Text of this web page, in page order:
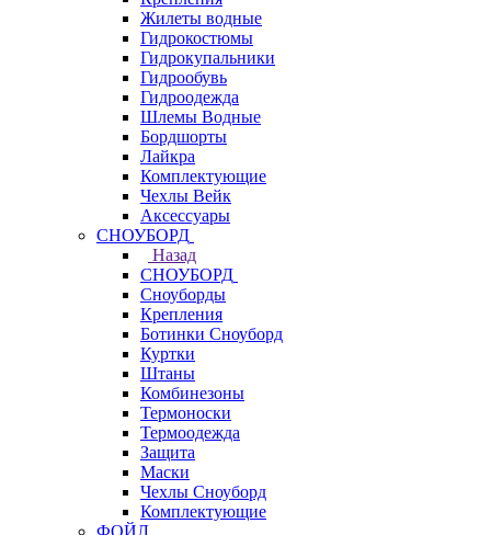
Жилеты водные
Гидрокостюмы
Гидрокупальники
Гидрообувь
Гидроодежда
Шлемы Водные
Бордшорты
Лайкра
Комплектующие
Чехлы Вейк
Аксессуары
СНОУБОРД
Назад
СНОУБОРД
Сноуборды
Крепления
Ботинки Сноуборд
Куртки
Штаны
Комбинезоны
Термоноски
Термоодежда
Защита
Маски
Чехлы Сноуборд
Комплектующие
ФОЙЛ